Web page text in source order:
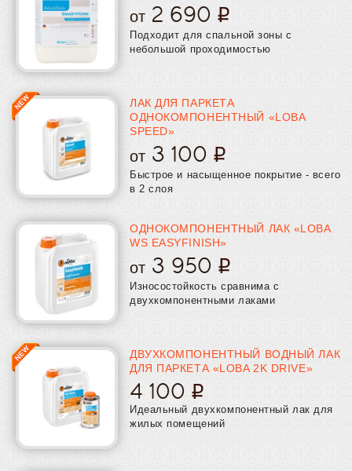
от 2 690
Подходит для спальной зоны с
небольшой проходимостью
ЛАК ДЛЯ ПАРКЕТА
ОДНОКОМПОНЕНТНЫЙ «LOBA
SPEED»
от 3 100
Быстрое и насыщенное покрытие - всего
в 2 слоя
ОДНОКОМПОНЕНТНЫЙ ЛАК «LOBA
WS EASYFINISH»
от 3 950
Износостойкость сравнима с
двухкомпонентными лаками
ДВУХКОМПОНЕНТНЫЙ ВОДНЫЙ ЛАК
ДЛЯ ПАРКЕТА «LOBA 2K DRIVE»
4 100
Идеальный двухкомпонентный лак для
жилых помещений